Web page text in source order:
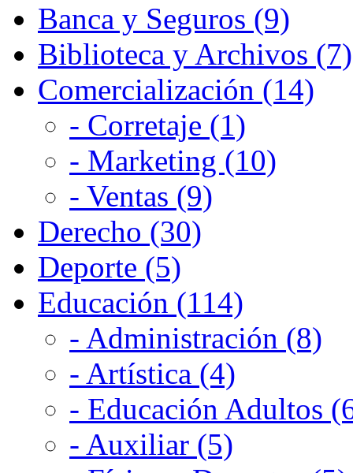
Banca y Seguros (9)
Biblioteca y Archivos (7)
Comercialización (14)
- Corretaje (1)
- Marketing (10)
- Ventas (9)
Derecho (30)
Deporte (5)
Educación (114)
- Administración (8)
- Artística (4)
- Educación Adultos
- Auxiliar (5)